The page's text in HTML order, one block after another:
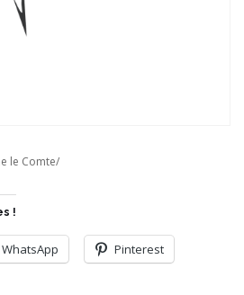
le Comte/
!
WhatsApp Pinterest